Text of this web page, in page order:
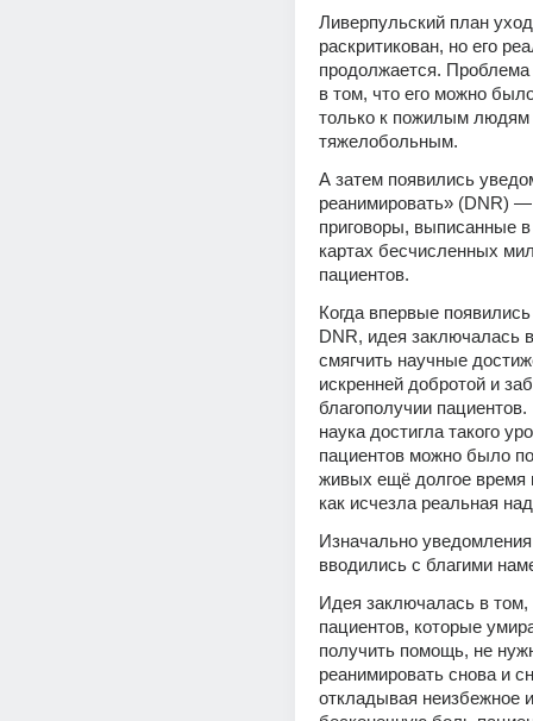
Ливерпульский план
раскритикован, но его
продолжается.
в том, что его можно
только к пожилым людям
тяжелобольным.
А затем появились
реанимировать» (DNR)
приговоры, выписанные
картах бесчисленных
пациентов.
Когда впервые
DNR, идея заключалась
смягчить научные
искренней добротой и
благополучии
наука достигла такого
пациентов можно было
живых ещё долгое время
как исчезла реальная
Изначально
вводились с благими
Идея заключалась в том,
пациентов, которые
получить помощь, не
реанимировать снова и
откладывая неизбежное